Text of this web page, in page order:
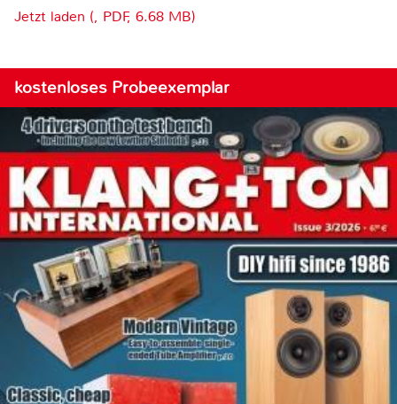
Jetzt laden (, PDF, 6.68 MB)
kostenloses Probeexemplar